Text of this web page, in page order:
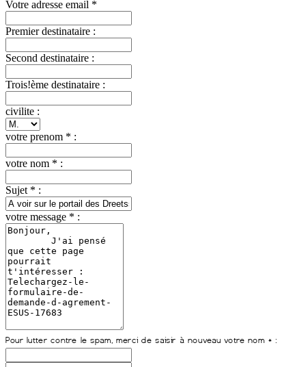
Votre adresse email *
Premier destinataire :
Second destinataire :
Trois!ème destinataire :
civilite :
votre prenom * :
votre nom * :
Sujet * :
votre message * :